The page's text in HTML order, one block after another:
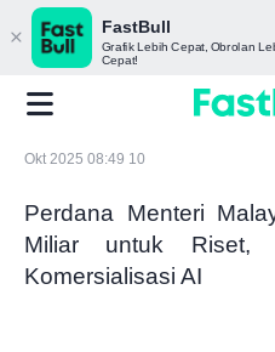
FastBull
Grafik Lebih Cepat, Obrolan
Cepat!
Okt 2025 08:49 10
Perdana Menteri
Miliar untuk Riset,
Komersialisasi AI